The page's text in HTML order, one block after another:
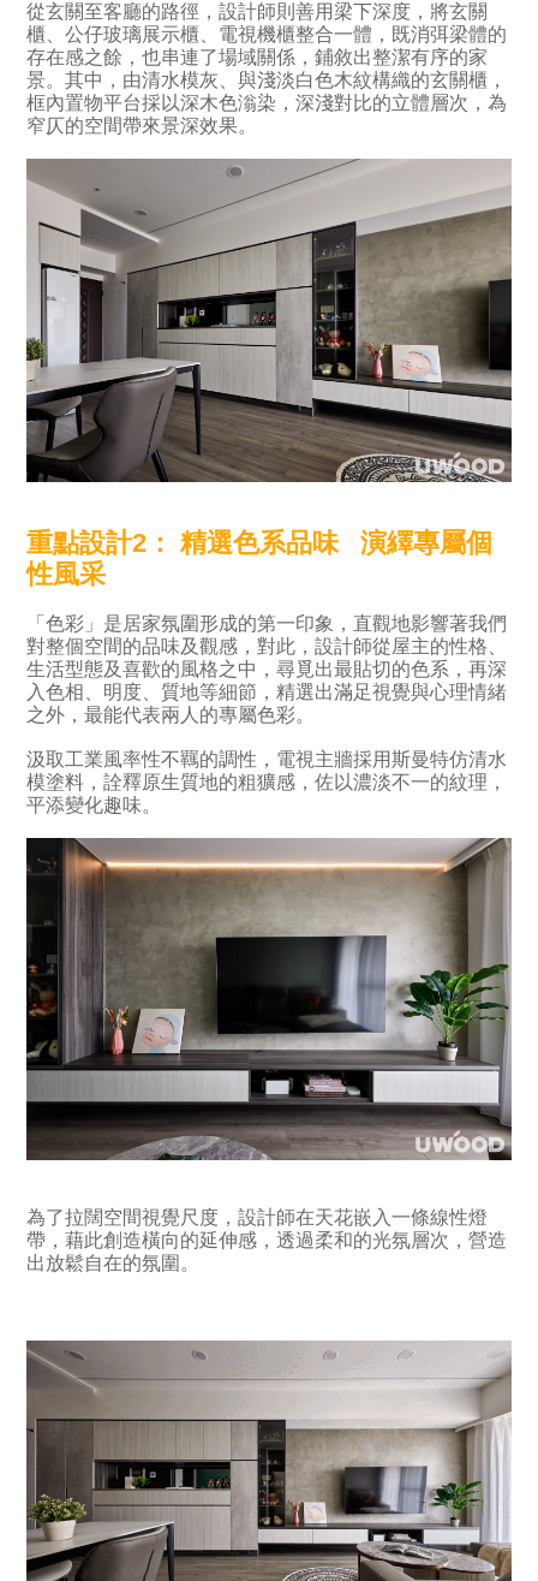
從玄關至客廳的路徑，設計師則善用梁下深度，將玄關
櫃、公仔玻璃展示櫃、電視機櫃整合一體，既消弭梁體的
存在感之餘，也串連了場域關係，鋪敘出整潔有序的家
景。其中，由清水模灰、與淺淡白色木紋構織的玄關櫃，
框內置物平台採以深木色滃染，深淺對比的立體層次，為
窄仄的空間帶來景深效果。
重點設計2 ：精選色系品味演繹專屬個
性風采
「色彩」是居家氛圍形成的第一印象，直觀地影響著我們
對整個空間的品味及觀感，對此，設計師從屋主的性格、
生活型態及喜歡的風格之中，尋覓出最貼切的色系，再深
入色相、明度、質地等細節，精選出滿足視覺與心理情緒
之外，最能代表兩人的專屬色彩。
汲取工業風率性不羈的調性，電視主牆採用斯曼特仿清水
模塗料，詮釋原生質地的粗獷感，佐以濃淡不一的紋理，
平添變化趣味。
為了拉闊空間視覺尺度，設計師在天花嵌入一條線性燈
帶，藉此創造橫向的延伸感，透過柔和的光氛層次，營造
出放鬆自在的氛圍。